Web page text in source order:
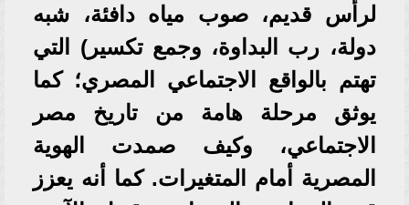
لرأس قديم، صوب مياه دافئة، شبه
دولة، رب البداوة، وجمع تكسير) التي
تهتم بالواقع الاجتماعي المصري؛ كما
يوثق مرحلة هامة من تاريخ مصر
الاجتماعي، وكيف صمدت الهوية
المصرية أمام المتغيرات. كما أنه يعزز